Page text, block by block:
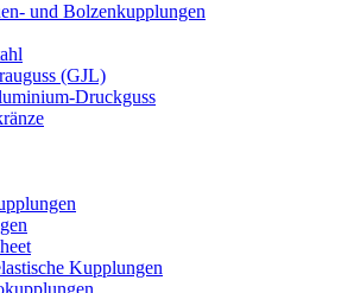
und Bolzenkupplungen
(GJL)
Druckguss
Kupplungen